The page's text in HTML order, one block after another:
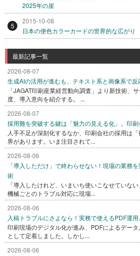
2025年の崖
5
2015-10-08
日本の便色カラーカードの世界的な広がり
最新記事一覧
2026-08-07
生成AIの活用が進むも、テキスト系と画像系で反
「JAGAT印刷産業経営動向調査」より新技術、
度、導入意向を紹介する。 ...
2026-08-07
採用難を突破する鍵は「魅力の見える化」。印
人手不足が深刻化するなか、印刷会社の採用は
界があります。いま注目されて...
2026-08-06
「導入しただけ」で終わらせない！現場の業務
術
「導入したけれど、いまいち使いこなせていな
機械ごとのトラブル対応に現場...
2026-08-06
入稿トラブルにさよなら！実務で使えるPDF運
印刷現場のデジタル化が進み、PDFによるデー
として定着しました。しかし...
2026-08-06